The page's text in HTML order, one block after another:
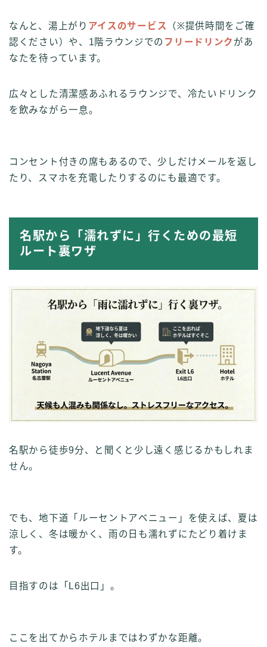
なんと、湯上がり アイスのサービス
（※提供時間をご確
認ください）や、1階ラウンジでの フリードリンク があ
なたを待っています。
広々とした清潔感あふれるラウンジで、冷たいドリンク
を飲みながら一息。
コンセント付きの席もあるので、少しだけメールを返し
たり、スマホを充電したりするのにも最適です。
名駅から「濡れずに」行くための最短
ルート裏ワザ
名駅から徒歩9分、と聞くと少し遠く感じるかもしれま
せん。
でも、地下道「ルーセントアベニュー」を使えば、夏は
涼しく、冬は暖かく、雨の日も濡れずにたどり着けま
す。
目指すのは「L6出口」。
ここを出てからホテルまではわずかな距離。